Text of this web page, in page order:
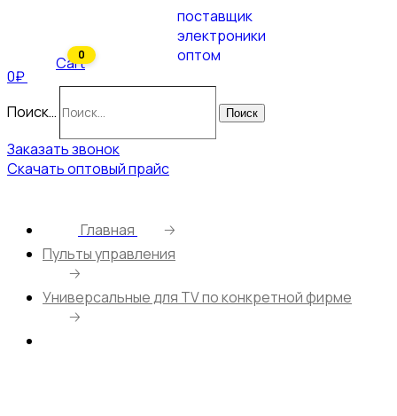
0₽
0
Cart
Поиск… Поиск
Заказать звонок
Скачать оптовый прайс
Главная
🡢
Пульты управления
🡢
Универсальные для TV по конкретной фирме
🡢